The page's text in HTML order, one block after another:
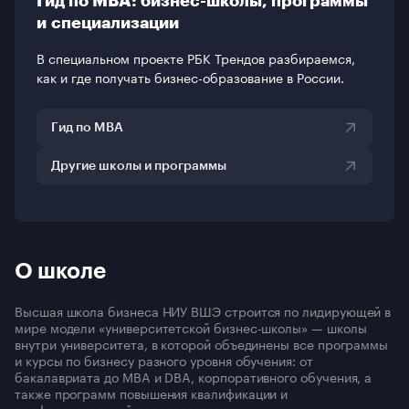
и специализации
В специальном проекте РБК Трендов разбираемся,
как и где получать бизнес-образование в России.
Гид по MBA
Другие школы и программы
О школе
Высшая школа бизнеса НИУ ВШЭ строится по лидирующей в
мире модели «университетской бизнес-школы» — школы
внутри университета, в которой объединены все программы
и курсы по бизнесу разного уровня обучения: от
бакалавриата до MBA и DBA, корпоративного обучения, а
также программ повышения квалификации и